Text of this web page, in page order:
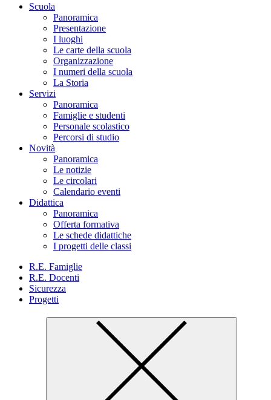
Scuola
Panoramica
Presentazione
I luoghi
Le carte della scuola
Organizzazione
I numeri della scuola
La Storia
Servizi
Panoramica
Famiglie e studenti
Personale scolastico
Percorsi di studio
Novità
Panoramica
Le notizie
Le circolari
Calendario eventi
Didattica
Panoramica
Offerta formativa
Le schede didattiche
I progetti delle classi
R.E. Famiglie
R.E. Docenti
Sicurezza
Progetti